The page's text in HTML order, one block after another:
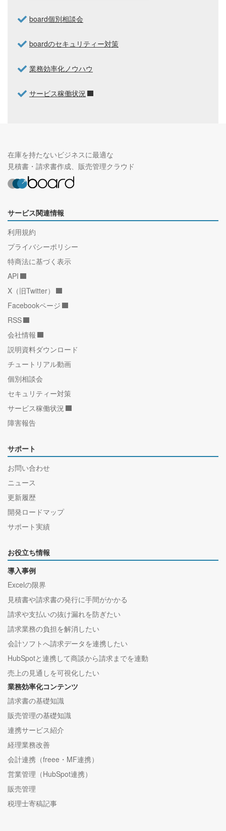
board個別相談会
boardのセキュリティー対策
業務効率化ノウハウ
サービス稼働状況
在庫を持たないビジネスに最適な
見積書・請求書作成、販売管理クラウド
サービス関連情報
利用規約
プライバシーポリシー
特商法に基づく表示
API
X（旧Twitter）
Facebookページ
RSS
会社情報
説明資料ダウンロード
チュートリアル動画
個別相談会
セキュリティー対策
サービス稼働状況
障害報告
サポート
お問い合わせ
ニュース
更新履歴
開発ロードマップ
サポート実績
お役立ち情報
導入事例
Excelの限界
見積書や請求書の発行に手間がかかる
請求や支払いの抜け漏れを防ぎたい
請求業務の負担を解消したい
会計ソフトへ請求データを連携したい
HubSpotと連携して商談から請求までを連動
売上の見通しを可視化したい
業務効率化コンテンツ
請求書の基礎知識
販売管理の基礎知識
連携サービス紹介
経理業務改善
会計連携（freee・MF連携）
営業管理（HubSpot連携）
販売管理
税理士寄稿記事